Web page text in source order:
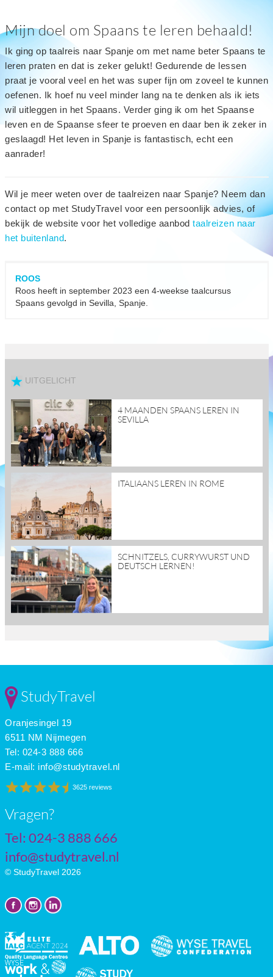
Mijn doel om Spaans te leren behaald!
Ik ging op taalreis naar Spanje om met name beter Spaans te
leren praten en dat is zeker gelukt! Gedurende de lessen
praat je vooral veel en het was super fijn om zoveel te kunnen
oefenen. Ik hoef nu veel minder lang na te denken als ik iets
wil uitleggen in het Spaans. Verder ging ik om het Spaanse
leven en de Spaanse sfeer te proeven en daar ben ik zeker in
geslaagd! Het leven in Spanje is fantastisch, echt een
aanrader!
Wil je meer weten over de taalreizen naar Spanje? Neem dan
contact op met StudyTravel voor een persoonlijk advies, of
bekijk de website voor het volledige aanbod taalreizen naar
het buitenland.
ROOS
Roos heeft in september 2023 een 4-weekse taalcursus
Spaans gevolgd in Sevilla, Spanje.
UITGELICHT
read
more
4 MAANDEN SPAANS LEREN IN
SEVILLA
ITALIAANS LEREN IN ROME
read
more
SCHNITZELS, CURRYWURST UND
DEUTSCH LERNEN!
StudyTravel
Oranjesingel 19
6511 NM Nijmegen
Tel: 024-3 888 666
E-mail: info@studytravel.nl
3625 reviews
Vragen?
Tel: 024-3 888 666
info@studytravel.nl
© StudyTravel 2026